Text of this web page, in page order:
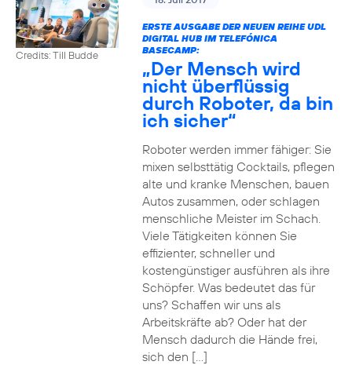
Credits: Till Budde
ERSTE AUSGABE DER NEUEN REIHE UDL
DIGITAL HUB IM TELEFÓNICA
BASECAMP:
„Der Mensch wird
nicht überflüssig
durch Roboter, da bin
ich sicher“
Roboter werden immer fähiger: Sie
mixen selbsttätig Cocktails, pflegen
alte und kranke Menschen, bauen
Autos zusammen, oder schlagen
menschliche Meister im Schach.
Viele Tätigkeiten können Sie
effizienter, schneller und
kostengünstiger ausführen als ihre
Schöpfer. Was bedeutet das für
uns? Schaffen wir uns als
Arbeitskräfte ab? Oder hat der
Mensch dadurch die Hände frei,
sich den […]